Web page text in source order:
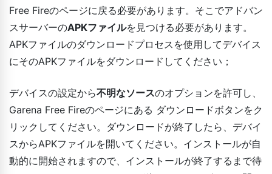
Free Fireのページに戻る必要があります。そこでアドバン
スサーバーのAPKファイルを見つける必要があります。
APKファイルのダウンロードプロセスを使用してデバイス
にそのAPKファイルをダウンロードしてください；
デバイスの設定から不明なソースのオプションを許可し、
Garena Free Fireのページにある ダウンロードボタンをク
リックしてください。ダウンロードが終了したら、デバイ
スからAPKファイルを開いてください。インストールが自
動的に開始されますので、インストールが終了するまで待